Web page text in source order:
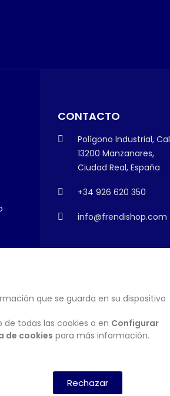
CONTACTO
Polígono Industrial,
13200 Manzanares,
Ciudad Real, España
+34 926 620 350
info@frendishop.com
SUSCRIBIRSE
que se guarda en su dispositivo
todas las cookies o en Configurar
de cookies para más información.
Rechazar